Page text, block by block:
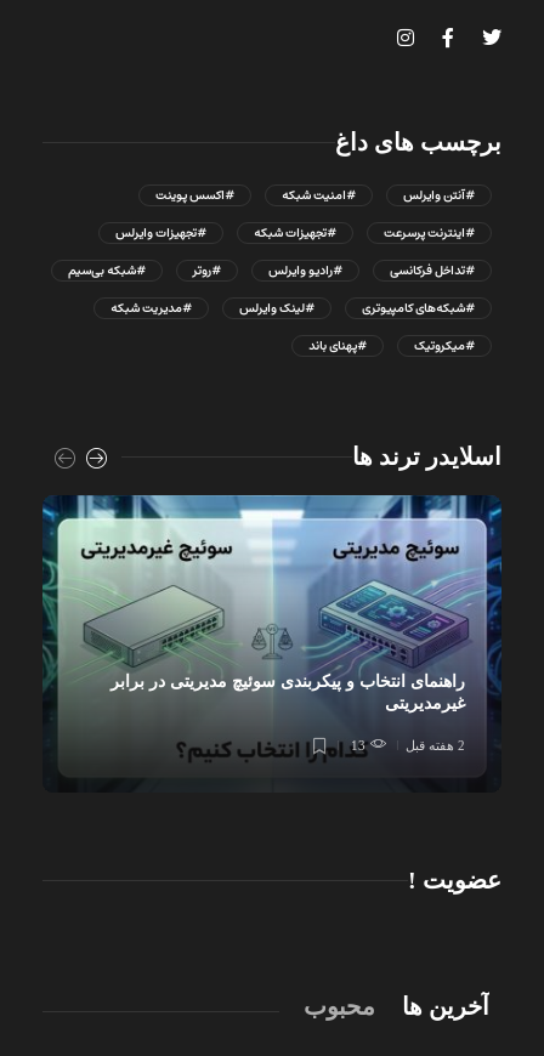
برچسب های داغ
#آنتن وایرلس #امنیت شبکه
#اکسس پوینت
#اینترنت پرسرعت
#تجهیزات شبکه
#تجهیزات وایرلس
#تداخل فرکانسی
#رادیو وایرلس #روتر
#شبکه بی‌سیم
#شبکه‌های کامپیوتری
#لینک وایرلس
#مدیریت شبکه
#میکروتیک
#پهنای باند
اسلایدر ترند ها
راهنمای انتخاب و پیکربندی سوئیچ مدیریتی در برابر
غیرمدیریتی
2 هفته قبل 13
عضویت !
آخرین ها محبوب